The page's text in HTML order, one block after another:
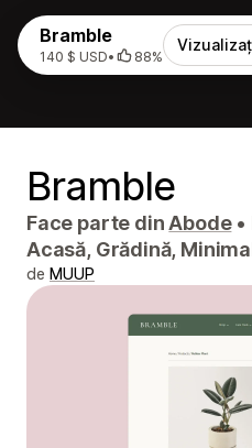
Bramble
140 $ USD• 88%
Bramble
Face parte dinAbode •
Acasă, Grădină,
de MUUP